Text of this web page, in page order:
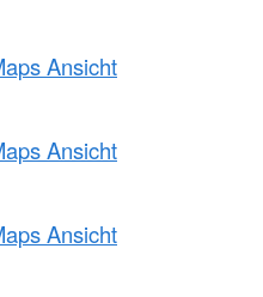
Ansicht
Ansicht
Ansicht